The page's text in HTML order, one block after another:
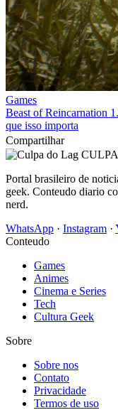
Games
Beast of Reincarnation
que isso importa
Compartilhar
CULPA
Portal brasileiro de
geek. Conteudo diario
nerd.
WhatsApp · Instagram ·
Conteudo
Games
Animes
Cinema e Series
Tech
Cultura Geek
Sobre
Sobre nos
Contato
Privacidade
Termos de uso